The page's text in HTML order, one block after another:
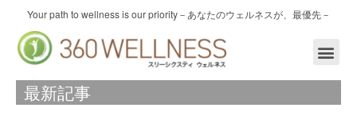
Your path to wellness is our priority－あなたのウェルネスが、最優先－
最新記事